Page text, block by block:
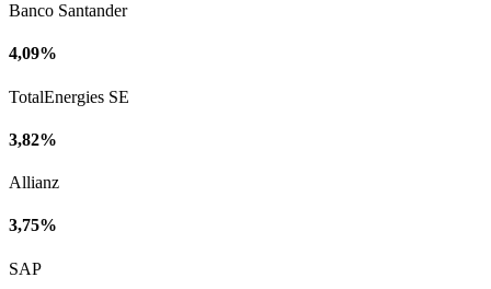
Banco Santander
4,09%
TotalEnergies SE
3,82%
Allianz
3,75%
SAP